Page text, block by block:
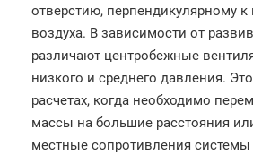
отверстию, перпендикулярному
воздуха. В зависимости от
различают центробежные
низкого и среднего давления.
расчетах, когда необходимо
массы на большие расстояния
местные сопротивления системы